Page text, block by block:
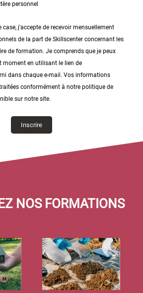
personnel
case, j’accepte de recevoir mensuellement
de la part de Skillscenter concernant les
de formation. Je comprends que je peux
moment en utilisant le lien de
dans chaque e-mail. Vos informations
conformément à notre politique de
sur notre site.
NOS FORMATIONS